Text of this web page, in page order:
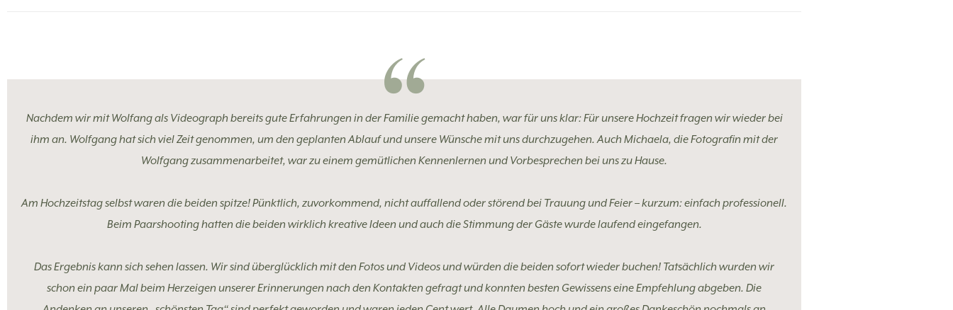
Nachdem wir mit Wolfang als Videograph bereits gute Erfahrungen in der Familie gemacht haben, war für uns klar: Für unsere Hochzeit fragen wir wieder bei
ihm an. Wolfgang hat sich viel Zeit genommen, um den geplanten Ablauf und unsere Wünsche mit uns durchzugehen. Auch Michaela, die Fotografin mit der
Wolfgang zusammenarbeitet, war zu einem gemütlichen Kennenlernen und Vorbesprechen bei uns zu Hause.
Am Hochzeitstag selbst waren die beiden spitze! Pünktlich, zuvorkommend, nicht auffallend oder störend bei Trauung und Feier – kurzum: einfach professionell.
Beim Paarshooting hatten die beiden wirklich kreative Ideen und auch die Stimmung der Gäste wurde laufend eingefangen.
Das Ergebnis kann sich sehen lassen. Wir sind überglücklich mit den Fotos und Videos und würden die beiden sofort wieder buchen! Tatsächlich wurden wir
schon ein paar Mal beim Herzeigen unserer Erinnerungen nach den Kontakten gefragt und konnten besten Gewissens eine Empfehlung abgeben. Die